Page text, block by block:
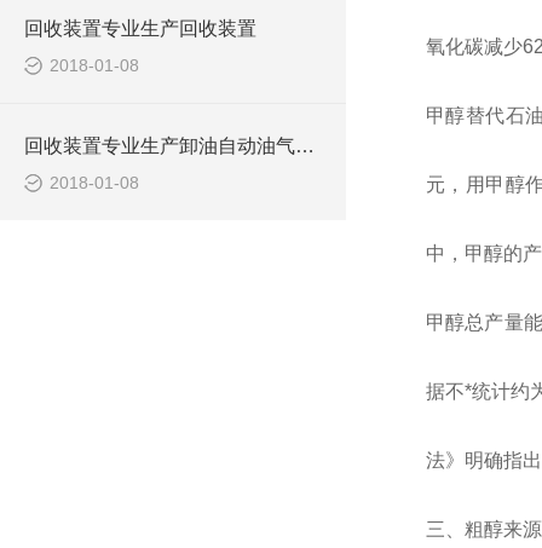
回收装置专业生产回收装置
2018-01-08
回收装置专业生产卸油自动油气回收装置
2018-01-08
氧化碳减少
甲醇替代石
元，用甲醇
中，甲醇的
甲醇总产量
据不*统计约
法》明确指
三、粗醇来源